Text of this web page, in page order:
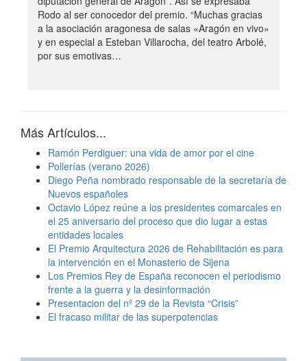
Rodo al ser conocedor del premio. “Muchas gracias
a la asociación aragonesa de salas «Aragón en vivo»
y en especial a Esteban Villarocha, del teatro Arbolé,
por sus emotivas…
Más Artículos...
Ramón Perdiguer: una vida de amor por el cine
Pollerías (verano 2026)
Diego Peña nombrado responsable de la secretaría de
Nuevos españoles
Octavio López reúne a los presidentes comarcales en
el 25 aniversario del proceso que dio lugar a estas
entidades locales
El Premio Arquitectura 2026 de Rehabilitación es para
la intervención en el Monasterio de Sijena
Los Premios Rey de España reconocen el periodismo
frente a la guerra y la desinformación
Presentacion del nº 29 de la Revista “Crisis”
El fracaso militar de las superpotencias